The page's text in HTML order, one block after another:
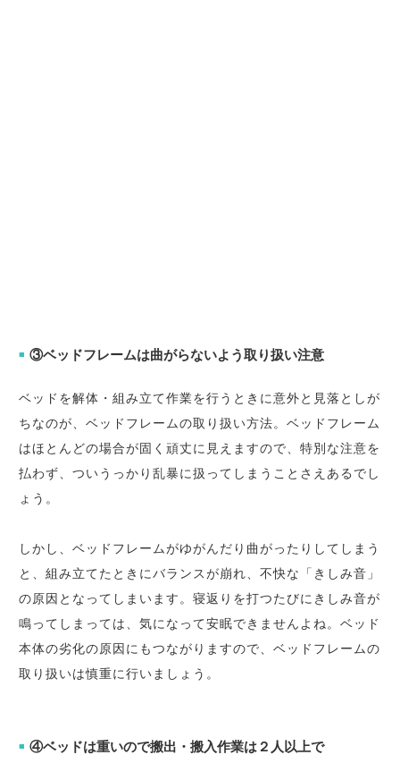
■ ③ベッドフレームは曲がらないよう取り扱い注意
ベッドを解体・組み立て作業を行うときに意外と見落としが
ちなのが、ベッドフレームの取り扱い方法。ベッドフレーム
はほとんどの場合が固く頑丈に見えますので、特別な注意を
払わず、ついうっかり乱暴に扱ってしまうことさえあるでし
ょう。
しかし、ベッドフレームがゆがんだり曲がったりしてしまう
と、組み立てたときにバランスが崩れ、不快な「きしみ音」
の原因となってしまいます。寝返りを打つたびにきしみ音が
鳴ってしまっては、気になって安眠できませんよね。ベッド
本体の劣化の原因にもつながりますので、ベッドフレームの
取り扱いは慎重に行いましょう。
■ ④ベッドは重いので搬出・搬入作業は２人以上で